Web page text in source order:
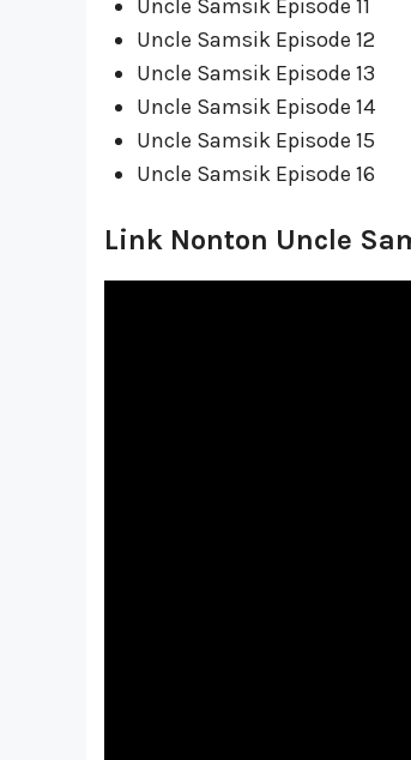
Uncle Samsik Episode 11
Uncle Samsik Episode 12
Uncle Samsik Episode 13
Uncle Samsik Episode 14
Uncle Samsik Episode 15
Uncle Samsik Episode 16
Link Nonton Uncle